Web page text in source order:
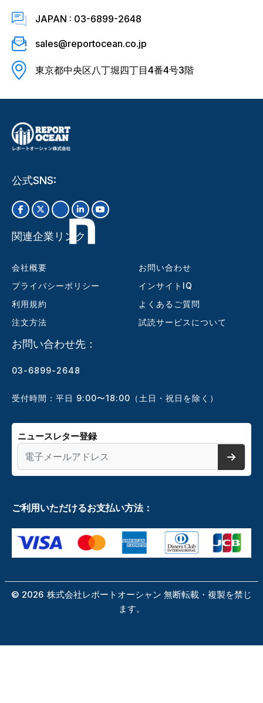
JAPAN : 03-6899-2648
sales@reportocean.co.jp
東京都中央区八丁堀四丁目4番4号3階
公式SNS:
関連企業リンク
会社概要
プライバシーポリシー
利用規約
注文方法
お問い合わせ
インサイトIQ
よくあるご質問
試読サービスについて
お問い合わせ先：
03-6899-2648
受付時間：平日 9:00〜18:00（土日・祝日を除く）
ニュースレター登録
ご利用いただけるお支払い方法：
© 2026 株式会社レポートオーシャン 無断転載・複製を禁じ
ます。